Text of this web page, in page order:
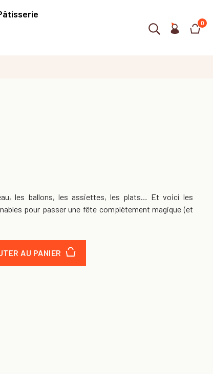
0
les ballons, les assiettes, les plats… Et voici les
pour passer une fête complètement magique (et
AU PANIER